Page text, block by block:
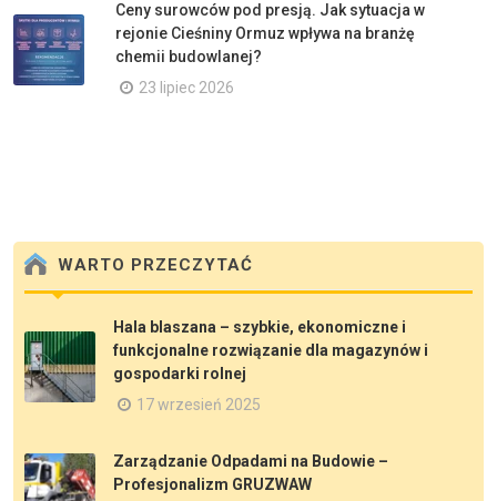
Ceny surowców pod presją. Jak sytuacja w
rejonie Cieśniny Ormuz wpływa na branżę
chemii budowlanej?
23 lipiec 2026
WARTO PRZECZYTAĆ
Hala blaszana – szybkie, ekonomiczne i
funkcjonalne rozwiązanie dla magazynów i
gospodarki rolnej
17 wrzesień 2025
Zarządzanie Odpadami na Budowie –
Profesjonalizm GRUZWAW